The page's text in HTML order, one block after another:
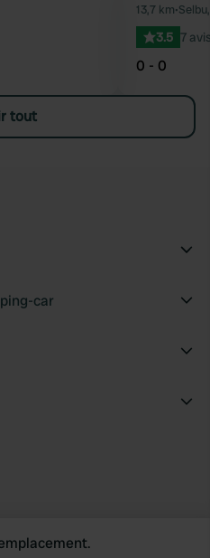
Préféré13,7 km•
3.5 7
0 - 0
tout
car